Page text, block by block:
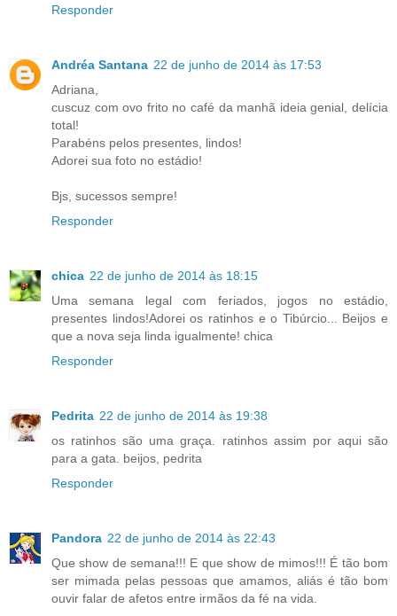
Responder
Andréa Santana 22 de junho de 2014 às 17:53
Adriana,
cuscuz com ovo frito no café da manhã ideia genial, delícia
total!
Parabéns pelos presentes, lindos!
Adorei sua foto no estádio!
Bjs, sucessos sempre!
Responder
chica 22 de junho de 2014 às 18:15
Uma semana legal com feriados, jogos no estádio,
presentes lindos!Adorei os ratinhos e o Tibúrcio... Beijos e
que a nova seja linda igualmente! chica
Responder
Pedrita 22 de junho de 2014 às 19:38
os ratinhos são uma graça. ratinhos assim por aqui são
para a gata. beijos, pedrita
Responder
Pandora 22 de junho de 2014 às 22:43
Que show de semana!!! E que show de mimos!!! É tão bom
ser mimada pelas pessoas que amamos, aliás é tão bom
ouvir falar de afetos entre irmãos da fé na vida.